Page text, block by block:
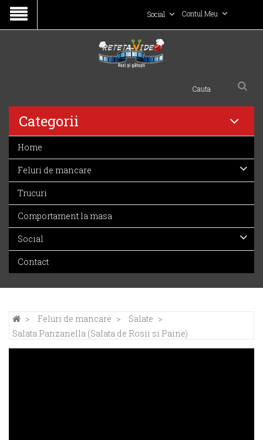
Contul Meu
Social
Categorii
Home
Feluri de mancare
Trucuri
Comportament la masa
Social
Contact
Feluri de mancare
Salate
Salata Panzanella (Salata de Rosii si Paine)